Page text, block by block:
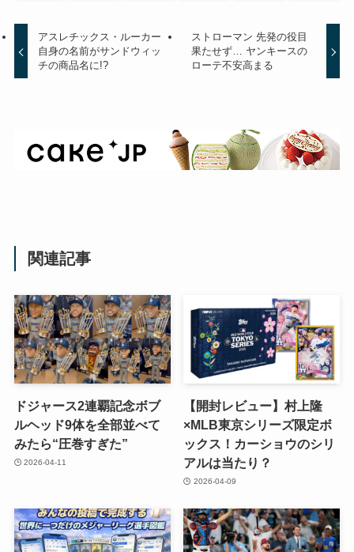
アスレチックス・ルーカー
自身の名前がサンドウィッ
チの商品名に!?
ストローマン 先発の役目
果たせず… ヤンキースの
ローテ不安高まる
関連記事
ドジャース2連覇記念ボブ
ルヘッド9体を全部並べて
みたら“圧巻すぎた”
2026-04-11
【開封レビュー】村上隆
×MLB東京シリーズ限定ボ
ックス！カーショウのシリ
アルは当たり？
2026-04-09